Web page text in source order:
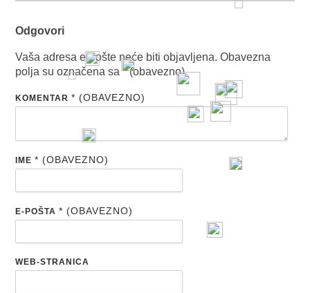
Odgovori
Vaša adresa e-pošte neće biti objavljena. Obavezna
polja su označena sa* (obavezno)
KOMENTAR* (OBAVEZNO)
IME* (OBAVEZNO)
E-POŠTA* (OBAVEZNO)
WEB-STRANICA